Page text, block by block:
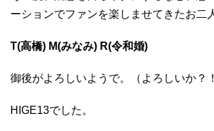
ーションでファンを楽しませてきたお二
T(高橋) M(みなみ) R(令和婚)
御後がよろしいようで。（よろしいか？
HIGE13でした。